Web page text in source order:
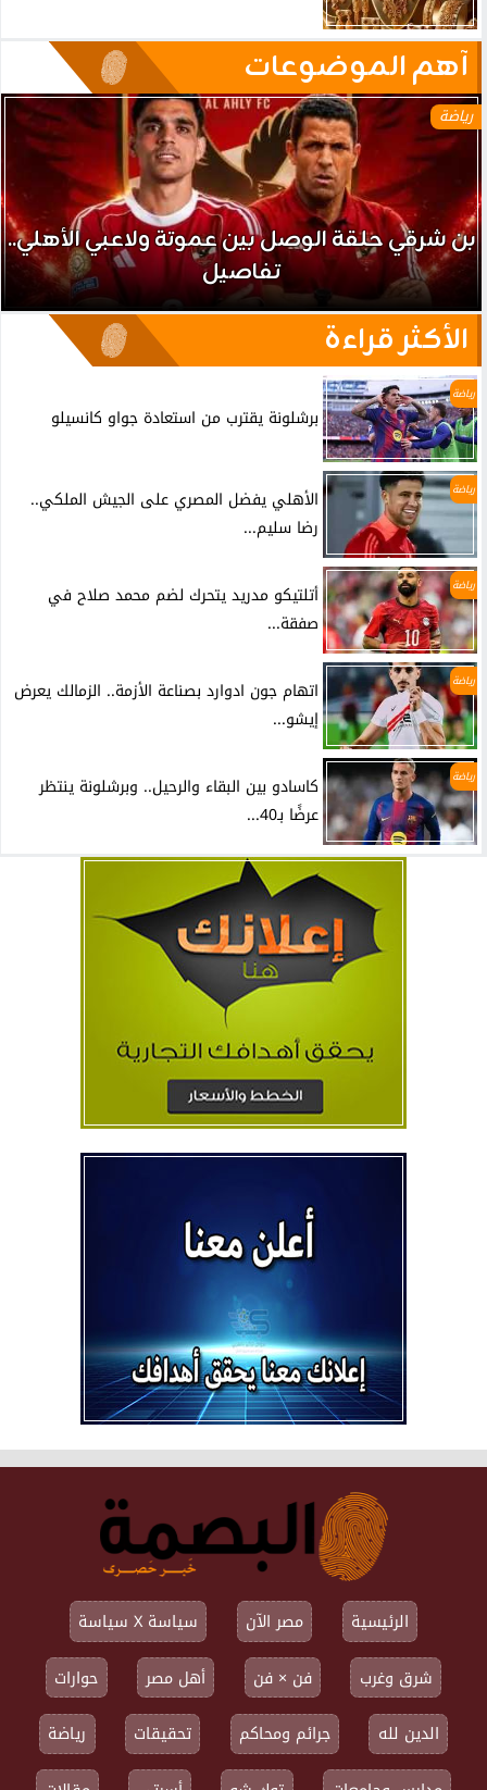
آهم الموضوعات
رياضة
بن شرقي حلقة الوصل بين عموتة ولاعبي الأهلي..
تفاصيل
الأكثر قراءة
رياضة
برشلونة يقترب من استعادة جواو كانسيلو
رياضة
الأهلي يفضل المصري على الجيش الملكي..
رضا سليم...
رياضة
أتلتيكو مدريد يتحرك لضم محمد صلاح في
صفقة...
رياضة
اتهام جون ادوارد بصناعة الأزمة.. الزمالك يعرض
إيشو...
رياضة
كاسادو بين البقاء والرحيل.. وبرشلونة ينتظر
عرضًا بـ40...
الرئيسية مصر الآن
سياسة X سياسة
شرق وغرب
فن × فن أهل مصر
حوارات
الدين لله
جرائم ومحاكم تحقيقات
رياضة